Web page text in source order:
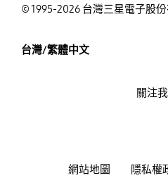
© 1995-2026 台灣三星電子股
台灣/繁體中文
網站地圖 隱私權
關注